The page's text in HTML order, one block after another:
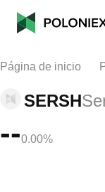
Página de inicio
SERSH
--0.00%